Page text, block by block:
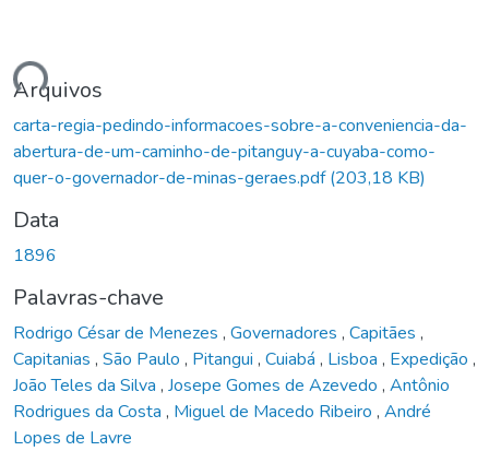
Arquivos
carta-regia-pedindo-informacoes-sobre-a-conveniencia-da-
abertura-de-um-caminho-de-pitanguy-a-cuyaba-como-
quer-o-governador-de-minas-geraes.pdf(203,18 KB)
Data
1896
Palavras-chave
Rodrigo César de Menezes , Governadores , Capitães ,
Capitanias , São Paulo , Pitangui , Cuiabá , Lisboa , Expedição ,
João Teles da Silva , Josepe Gomes de Azevedo , Antônio
Rodrigues da Costa , Miguel de Macedo Ribeiro , André
Lopes de Lavre